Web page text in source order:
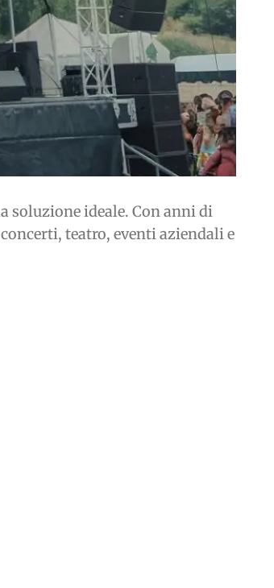
soluzione ideale. Con anni di
teatro, eventi aziendali e